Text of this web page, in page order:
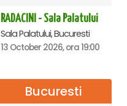
RADACINI - Sala Palatului
Sala Palatului, Bucuresti
13 October 2026, ora 19:00
Bucuresti